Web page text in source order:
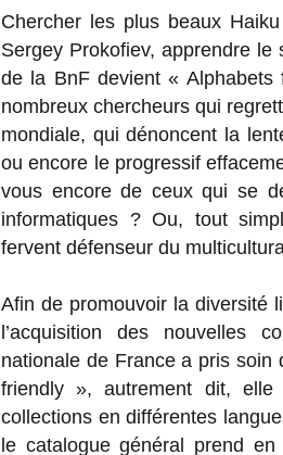
Chercher les plus beaux
Sergey Prokofiev, apprendre
de la BnF devient « Alphabets
nombreux chercheurs qui
mondiale, qui dénoncent la
ou encore le progressif
vous encore de ceux qui se
informatiques ? Ou, tout
fervent défenseur du
Afin de promouvoir la diversité
l’acquisition des nouvelles
nationale de France a pris soin
friendly », autrement dit,
collections en différentes
le catalogue général prend